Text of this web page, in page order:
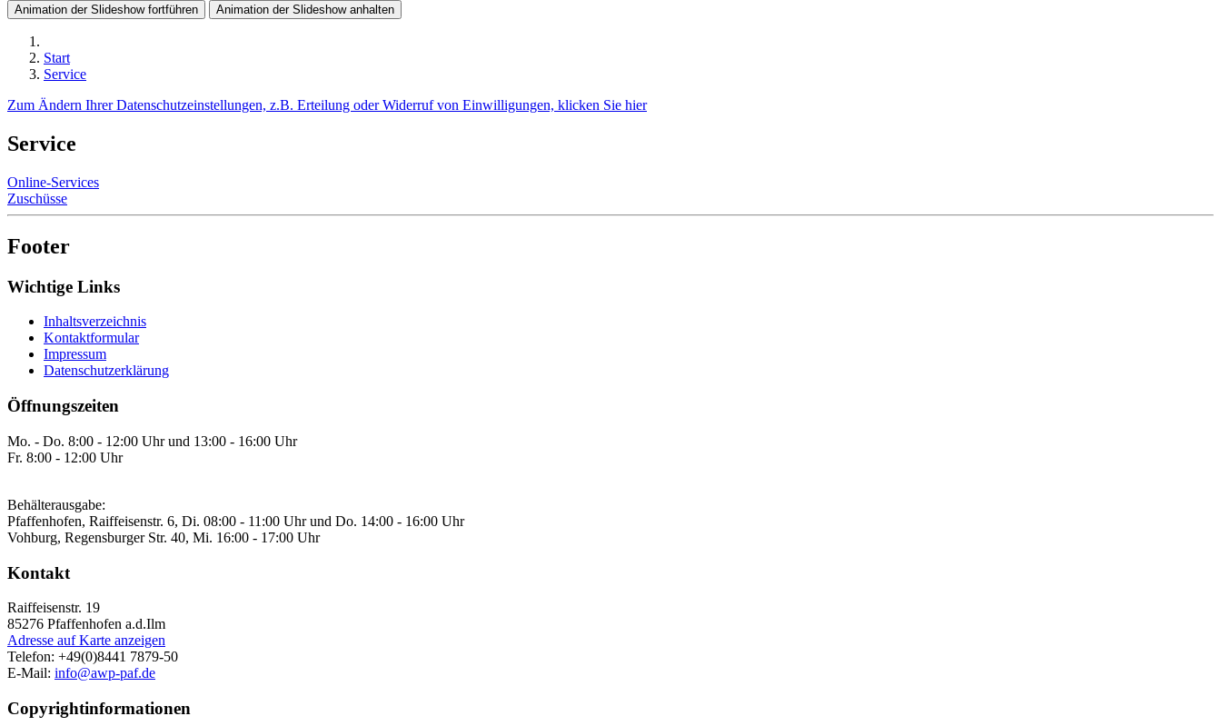
Animation der Slideshow fortführen Animation der Slideshow anhalten
Start
Service
Zum Ändern Ihrer Datenschutzeinstellungen, z.B. Erteilung oder Widerruf von Einwilligungen, klicken Sie hier
Service
Online-Services
Zuschüsse
Footer
Wichtige Links
Inhaltsverzeichnis
Kontaktformular
Impressum
Datenschutzerklärung
Öffnungszeiten
Mo. - Do. 8:00 - 12:00 Uhr und 13:00 - 16:00 Uhr
Fr. 8:00 - 12:00 Uhr
Behälterausgabe:
Pfaffenhofen, Raiffeisenstr. 6, Di. 08:00 - 11:00 Uhr und Do. 14:00 - 16:00 Uhr
Vohburg, Regensburger Str. 40, Mi. 16:00 - 17:00 Uhr
Kontakt
Raiffeisenstr. 19
85276 Pfaffenhofen a.d.Ilm
Adresse auf Karte anzeigen
Telefon: +49(0)8441 7879-50
E-Mail: info@awp-paf.de
Copyrightinformationen